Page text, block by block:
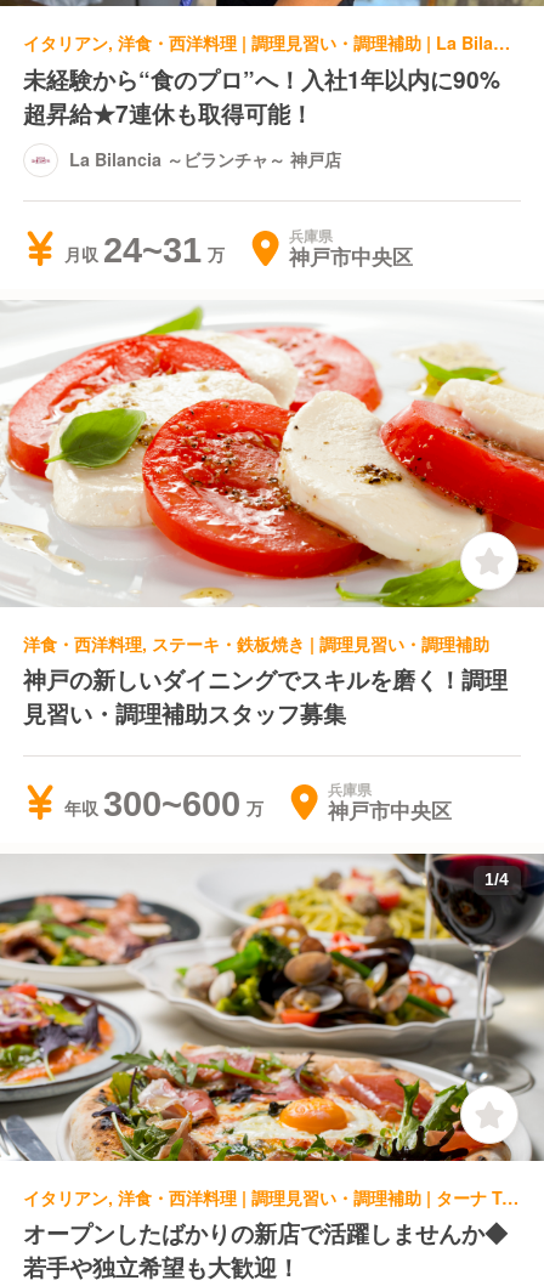
イタリアン, 洋食・西洋料理 | 調理見習い・調理補助 | La Bilancia ～ビランチャ～ 神戸店
未経験から“食のプロ”へ！入社1年以内に90%
超昇給★7連休も取得可能！
La Bilancia ～ビランチャ～ 神戸店
月収 24~31 兵庫県
神戸市中央区
洋食・西洋料理, ステーキ・鉄板焼き | 調理見習い・調理補助
神戸の新しいダイニングでスキルを磨く！調理
見習い・調理補助スタッフ募集
年収 300~600 兵庫県
神戸市中央区
1/4
イタリアン, 洋食・西洋料理 | 調理見習い・調理補助 | ターナ TANA FORNO（ターナ・フォルノ）三宮
オープンしたばかりの新店で活躍しませんか◆
若手や独立希望も大歓迎！